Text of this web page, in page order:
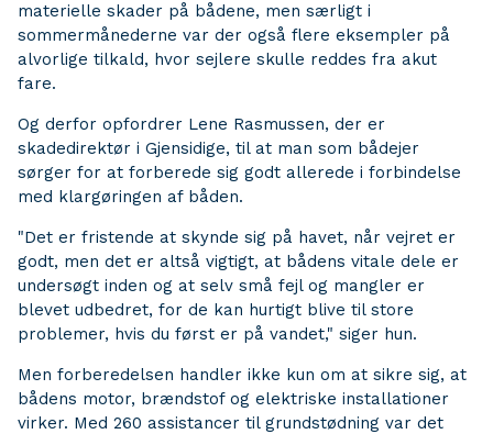
materielle skader på bådene, men særligt i
sommermånederne var der også flere eksempler på
alvorlige tilkald, hvor sejlere skulle reddes fra akut
fare.
Og derfor opfordrer Lene Rasmussen, der er
skadedirektør i Gjensidige, til at man som bådejer
sørger for at forberede sig godt allerede i forbindelse
med klargøringen af båden.
"Det er fristende at skynde sig på havet, når vejret er
godt, men det er altså vigtigt, at bådens vitale dele er
undersøgt inden og at selv små fejl og mangler er
blevet udbedret, for de kan hurtigt blive til store
problemer, hvis du først er på vandet," siger hun.
Men forberedelsen handler ikke kun om at sikre sig, at
bådens motor, brændstof og elektriske installationer
virker. Med 260 assistancer til grundstødning var det